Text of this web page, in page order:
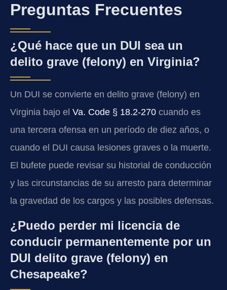
Preguntas Frecuentes
¿Qué hace que un DUI sea un
delito grave (felony) en Virginia?
Un DUI se convierte en delito grave (felony) en
Virginia bajo el Va. Code § 18.2-270 cuando es
una tercera ofensa en un período de diez años, o
cuando el DUI causa lesiones graves o la muerte.
El bufete puede revisar su historial de conducción
y las circunstancias de su arresto para determinar
la gravedad de los cargos y las posibles defensas.
¿Puedo perder mi licencia de
conducir permanentemente por un
DUI delito grave (felony) en
Chesapeake?